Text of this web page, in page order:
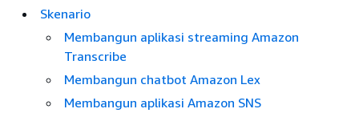
Skenario
Membangun aplikasi streaming Amazon
Transcribe
Membangun chatbot Amazon Lex
Membangun aplikasi Amazon SNS